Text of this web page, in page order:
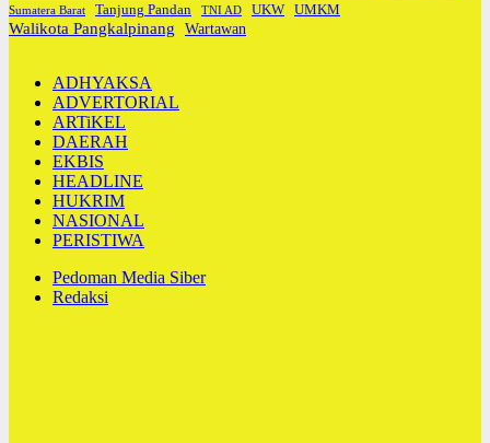
Sumatera Barat Tanjung Pandan TNI AD UKW UMKM
Walikota Pangkalpinang Wartawan
ADHYAKSA
ADVERTORIAL
ARTiKEL
DAERAH
EKBIS
HEADLINE
HUKRIM
NASIONAL
PERISTIWA
Pedoman Media Siber
Redaksi